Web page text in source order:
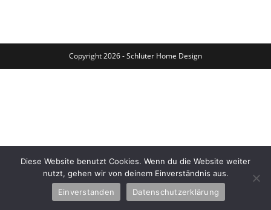
–
Schönes
Licht
Copyright 2026 - Schlüter Home Design
Diese Website benutzt Cookies. Wenn du die Website weiter
nutzt, gehen wir von deinem Einverständnis aus.
Einverstanden
Datenschutzerklärung